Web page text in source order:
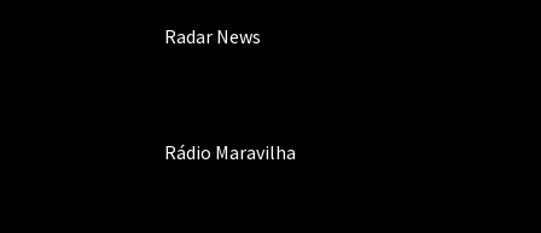
Radar News
Rádio Maravilha